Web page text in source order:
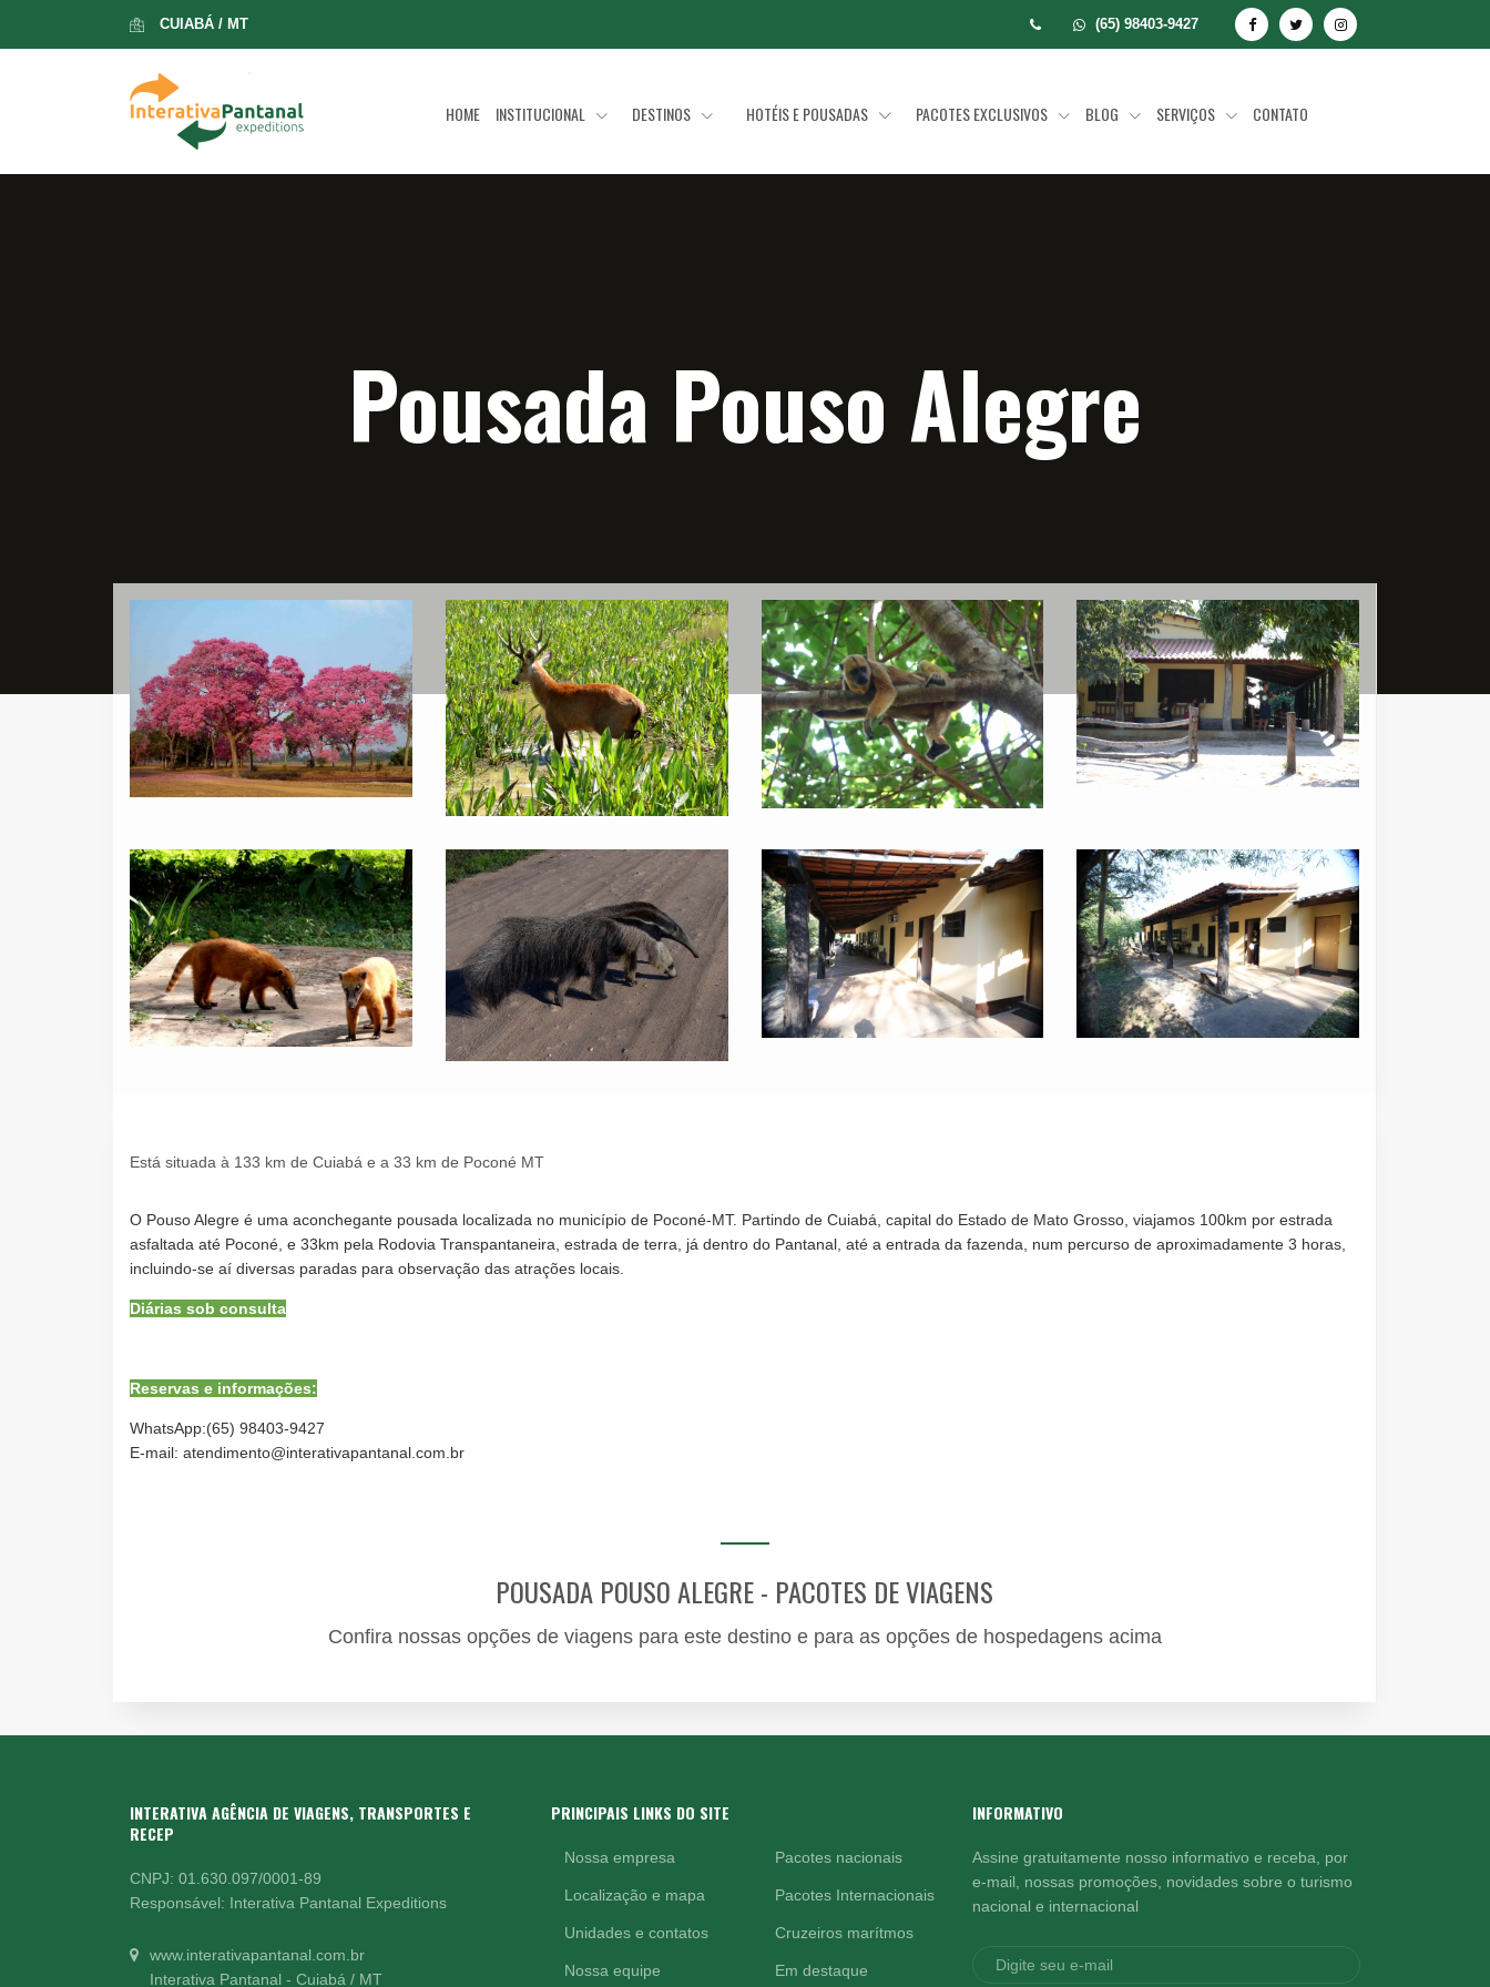
CUIABÁ / MT (65) 98403-9427
HOME INSTITUCIONAL DESTINOS HOTÉIS E POUSADAS PACOTES EXCLUSIVOS BLOG SERVIÇOS CONTATO
Pousada Pouso Alegre
Está situada à 133 km de Cuiabá e a 33 km de Poconé MT
O Pouso Alegre é uma aconchegante pousada localizada no município de Poconé-MT. Partindo de Cuiabá, capital do Estado de Mato Grosso, viajamos 100km por estrada
asfaltada até Poconé, e 33km pela Rodovia Transpantaneira, estrada de terra, já dentro do Pantanal, até a entrada da fazenda, num percurso de aproximadamente 3 horas,
incluindo-se aí diversas paradas para observação das atrações locais.
Diárias sob consulta
Reservas e informações:
WhatsApp:(65) 98403-9427
E-mail: atendimento@interativapantanal.com.br
POUSADA POUSO ALEGRE - PACOTES DE VIAGENS
Confira nossas opções de viagens para este destino e para as opções de hospedagens acima
INTERATIVA AGÊNCIA DE VIAGENS, TRANSPORTES E
RECEP
CNPJ: 01.630.097/0001-89
Responsável: Interativa Pantanal Expeditions
www.interativapantanal.com.br
Interativa Pantanal - Cuiabá / MT
PRINCIPAIS LINKS DO SITE
Nossa empresa
Localização e mapa
Unidades e contatos
Nossa equipe
Pacotes nacionais
Pacotes Internacionais
Cruzeiros marítmos
Em destaque
INFORMATIVO
Assine gratuitamente nosso informativo e receba, por
e-mail, nossas promoções, novidades sobre o turismo
nacional e internacional